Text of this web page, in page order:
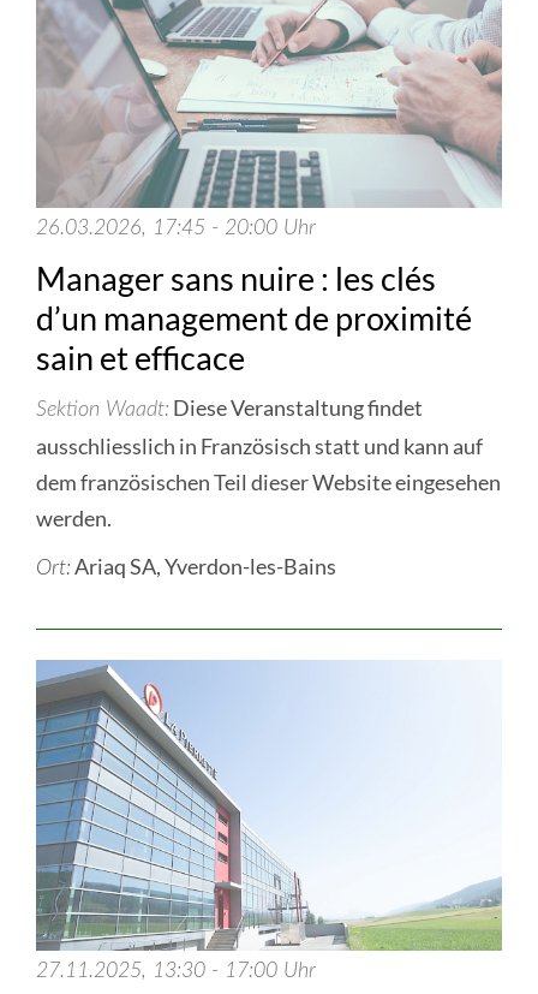
26.03.2026, 17:45 - 20:00 Uhr
Manager sans nuire : les clés
d’un management de proximité
sain et efficace
Sektion Waadt Diese Veranstaltung findet
ausschliesslich in Französisch statt und kann auf
dem französischen Teil dieser Website eingesehen
werden.
Ort: Ariaq SA, Yverdon-les-Bains
27.11.2025, 13:30 - 17:00 Uhr